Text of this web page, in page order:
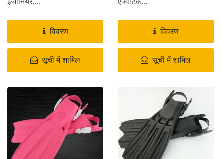
इंजीनियर,...
विवरण
सूची में शामिल
एक्वाटेक...
विवरण
सूची में शामिल